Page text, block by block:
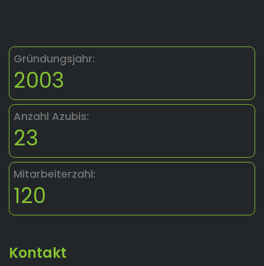
Gründungsjahr:
2003
Anzahl Azubis:
23
Mitarbeiterzahl:
120